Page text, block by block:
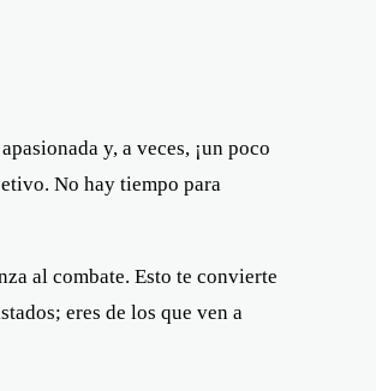
y, a veces, ¡un poco
No hay tiempo para
al combate. Esto te convierte
eres de los que ven a